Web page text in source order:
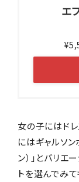
エ
女の子にはド
にはギャルソ
ン）」とバリエ
トを選んでみ